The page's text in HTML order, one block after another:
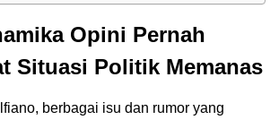
Opini Pernah
Situasi Politik Memanas
berbagai isu dan rumor yang